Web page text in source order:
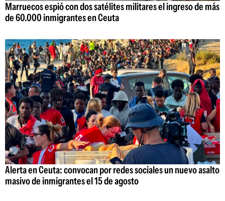
Marruecos espió con dos satélites militares el ingreso de más
de 60.000 inmigrantes en Ceuta
Alerta en Ceuta: convocan por redes sociales un nuevo asalto
masivo de inmigrantes el 15 de agosto